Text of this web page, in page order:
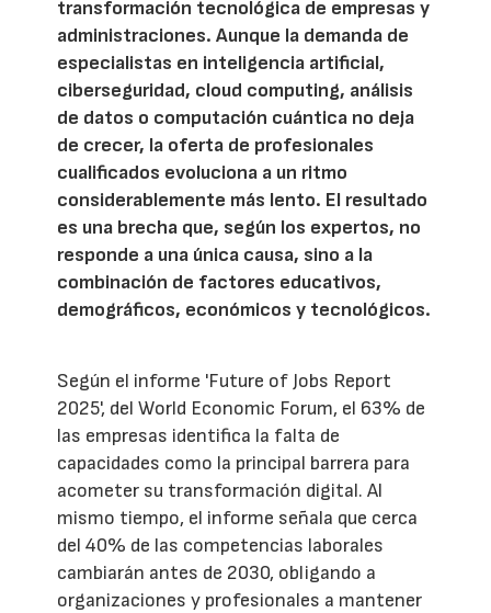
transformación tecnológica de empresas y
administraciones. Aunque la demanda de
especialistas en inteligencia artificial,
ciberseguridad, cloud computing, análisis
de datos o computación cuántica no deja
de crecer, la oferta de profesionales
cualificados evoluciona a un ritmo
considerablemente más lento. El resultado
es una brecha que, según los expertos, no
responde a una única causa, sino a la
combinación de factores educativos,
demográficos, económicos y tecnológicos.
Según el informe 'Future of Jobs Report
2025', del World Economic Forum, el 63% de
las empresas identifica la falta de
capacidades como la principal barrera para
acometer su transformación digital. Al
mismo tiempo, el informe señala que cerca
del 40% de las competencias laborales
cambiarán antes de 2030, obligando a
organizaciones y profesionales a mantener